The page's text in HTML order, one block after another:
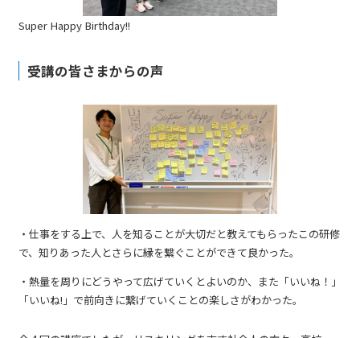
Super Happy Birthday!!
受講の皆さまからの声
・仕事をする上で、人を知ることが大切だと教えてもらったこの研修
で、知りあった人とさらに縁を繋ぐことができて良かった。
・熱量を周りにどうやって広げていくとよいのか、また「いいね！」
「いいね!」で前向きに繋げていくことの楽しさがわかった。